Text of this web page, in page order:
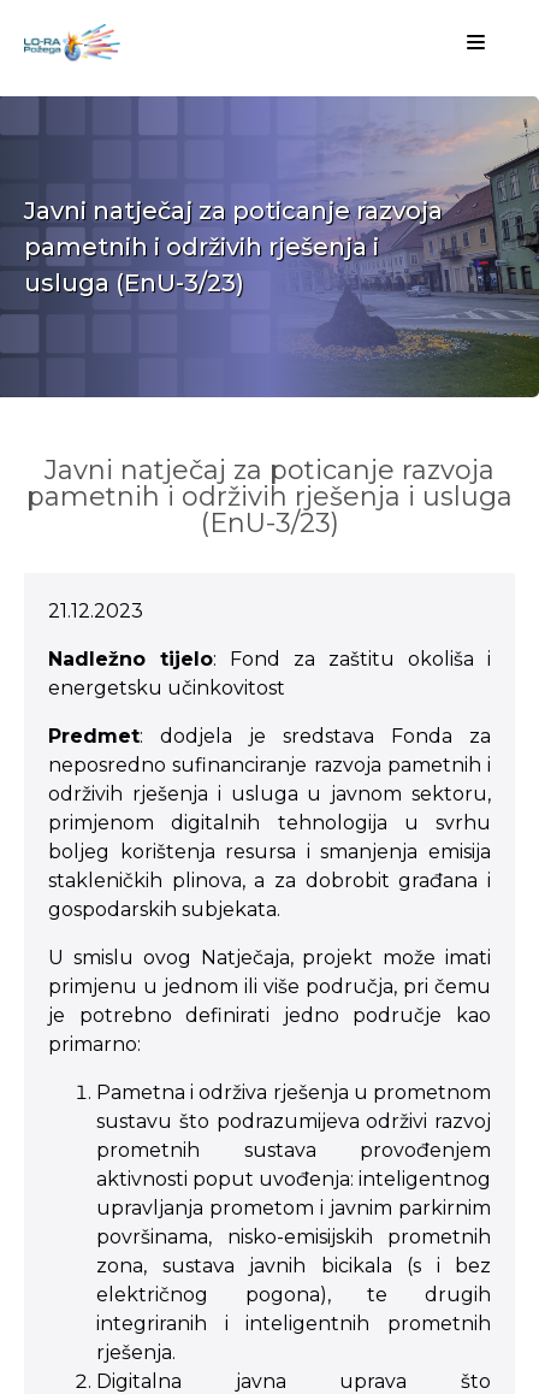
Javni natječaj za poticanje razvoja
pametnih i održivih rješenja i
usluga (EnU-3/23)
Javni natječaj za poticanje razvoja
pametnih i održivih rješenja i usluga
(EnU-3/23)
21.12.2023
Nadležno tijelo: Fond za zaštitu okoliša i
energetsku učinkovitost
Predmet: dodjela je sredstava Fonda za
neposredno sufinanciranje razvoja pametnih i
održivih rješenja i usluga u javnom sektoru,
primjenom digitalnih tehnologija u svrhu
boljeg korištenja resursa i smanjenja emisija
stakleničkih plinova, a za dobrobit građana i
gospodarskih subjekata.
U smislu ovog Natječaja, projekt može imati
primjenu u jednom ili više područja, pri čemu
je potrebno definirati jedno područje kao
primarno:
Pametna i održiva rješenja u prometnom
sustavu što podrazumijeva održivi razvoj
prometnih sustava provođenjem
aktivnosti poput uvođenja: inteligentnog
upravljanja prometom i javnim parkirnim
površinama, nisko-emisijskih prometnih
zona, sustava javnih bicikala (s i bez
električnog pogona), te drugih
integriranih i inteligentnih prometnih
rješenja.
Digitalna javna uprava što